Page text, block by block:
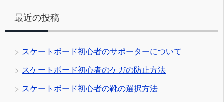
最近の投稿
スケートボード初心者のサポーターについて
スケートボード初心者のケガの防止方法
スケートボード初心者の靴の選択方法